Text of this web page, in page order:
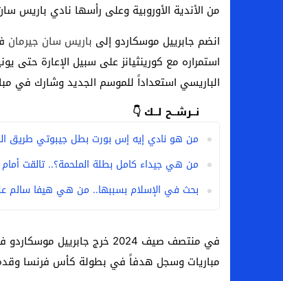
من الأندية الأوروبية وعلى رأسها نادي باريس
انضم جابرييل موسكاردو إلى باريس سان جيرمان
الباريسي استعداداً للموسم الجديد وشارك في
نــرشــح لــك 👇
من هو نادي إيه إس بورت بطل جيبوتي طريق
من هي جيداء كامل بطلة الملحمة؟.. تالقت أمام
بحث في الإسلام بسببها.. من هي هيفا سالم
مباريات وسجل هدفاً في بطولة كأس فرنسا